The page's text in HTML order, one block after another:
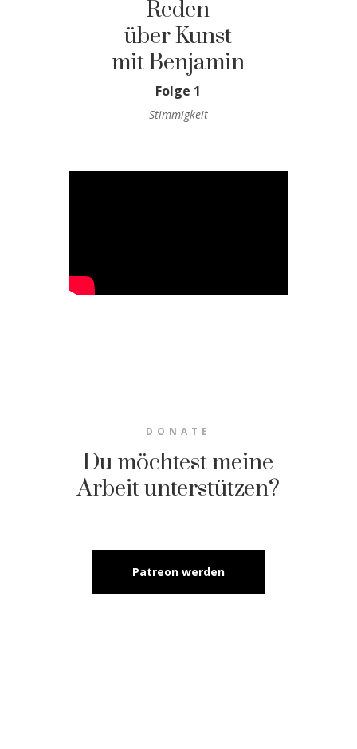
Reden
über Kunst
mit Benjamin
Folge 1
Stimmigkeit
DONATE
Du möchtest meine
Arbeit unterstützen?
Patreon werden